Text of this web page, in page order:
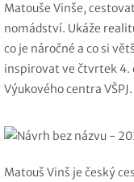
Matouše Vinše,
nomádství. Ukáže
co je náročné a co si
inspirovat ve čtvrtek 4.
Výukového centra
Matouš Vinš je český